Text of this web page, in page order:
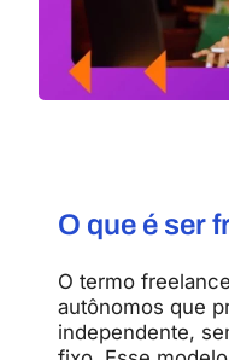
O que é ser
O termo
autônomos que
independente,